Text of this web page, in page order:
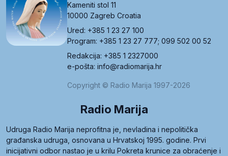
Kameniti stol 11
10000 Zagreb Croatia
Ured: +385 1 23 27 100
Program: +385 1 23 27 777; 099 502 00 52
Redakcija: +385 1 2327000
e-pošta: info@radiomarija.hr
Copyright © Radio Marija 1997-2026
Radio Marija
Udruga Radio Marija neprofitna je, nevladina i nepolitička
građanska udruga, osnovana u Hrvatskoj 1995. godine. Prvi
inicijativni odbor nastao je u krilu Pokreta krunice za obraćenje i